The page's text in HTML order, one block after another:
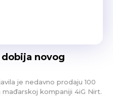
novog
je nedavno prodaju 100
kompaniji 4iG Nirt.